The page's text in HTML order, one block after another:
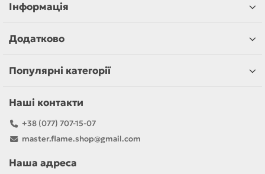
Інформація
Додатково
Популярні категорії
Наші контакти
+38 (077) 707-15-07
master.flame.shop@gmail.com
Наша адреса